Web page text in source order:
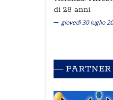
di 28 anni
giovedì 30 luglio
PARTNER